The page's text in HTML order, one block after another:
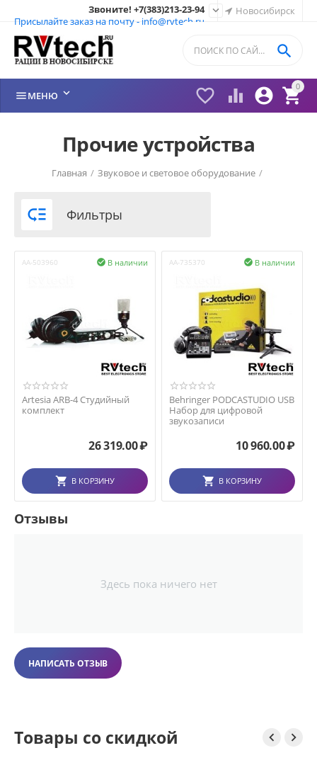
Новосибирск
Звоните! +7(383)213-23-94
Присылайте заказ на почту - info@rvtech.ru

0


 

МЕНЮ 
Прочие устройства
Главная / Звуковое и световое оборудование /
 Фильтры
AA-503960 В наличии

Artesia ARB-4 Студийный
комплект
26 319.00₽
В КОРЗИНУ
AA-735370 В наличии

Behringer PODCASTUDIO USB
Набор для цифровой
звукозаписи
10 960.00₽
В КОРЗИНУ
Отзывы
Здесь пока ничего нет
НАПИСАТЬ ОТЗЫВ
Товары со скидкой  